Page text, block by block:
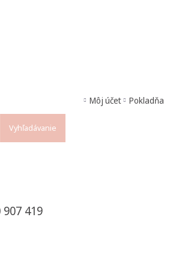
Môj účet
Pokladňa
Vyhľadávanie
419